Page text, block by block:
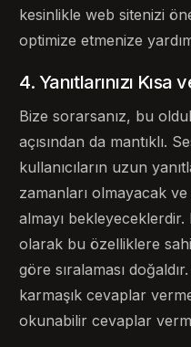
kesinlikle web sitenizi
optimize etmenize
4. Yanıtlarınızı
Bize sorarsanız, bu
açısından da mantıklı.
kullanıcıların uzun
zamanları olmayacak
almayı bekleyeceklerdir.
olarak bu özelliklere
göre sıralaması
karmaşık cevaplar
okunabilir cevaplar